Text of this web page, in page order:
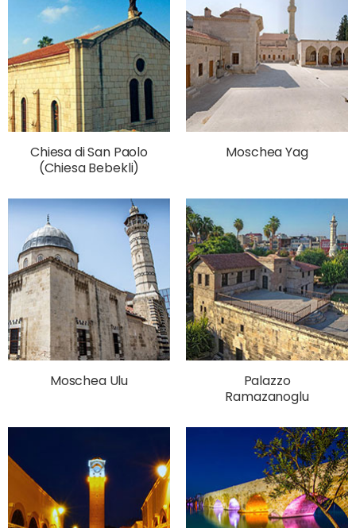
Chiesa di San Paolo
(Chiesa Bebekli)
Moschea Yag
Moschea Ulu
Palazzo
Ramazanoglu